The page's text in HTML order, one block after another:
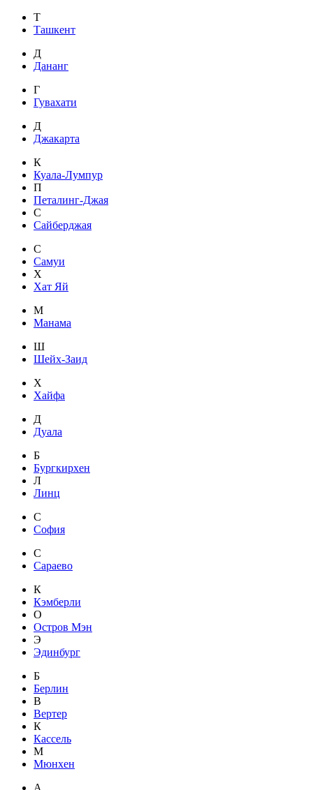
Т
Ташкент
Д
Дананг
Г
Гувахати
Д
Джакарта
К
Куала-Лумпур
П
Петалинг-Джая
С
Сайберджая
С
Самуи
Х
Хат Яй
М
Манама
Ш
Шейх-Заид
Х
Хайфа
Д
Дуала
Б
Бургкирхен
Л
Линц
С
София
С
Сараево
К
Кэмберли
О
Остров Мэн
Э
Эдинбург
Б
Берлин
В
Вертер
К
Кассель
М
Мюнхен
А